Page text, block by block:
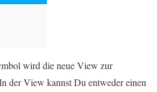
wird die neue View zur
der View kannst Du entweder einen